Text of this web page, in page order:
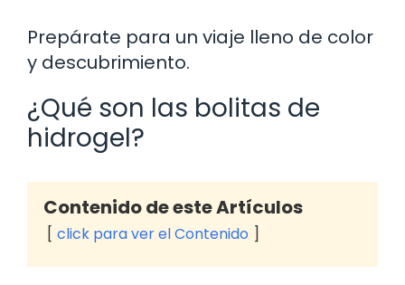
Prepárate para un viaje lleno de color
y descubrimiento.
¿Qué son las bolitas de
hidrogel?
Contenido de este Artículos
click para ver el Contenido